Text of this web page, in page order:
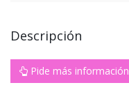
Descripción
Pide más información